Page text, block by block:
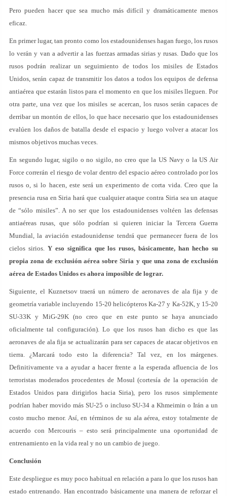
Pero pueden hacer que sea mucho más difícil y dramáticamente menos
eficaz.
En primer lugar, tan pronto como los estadounidenses hagan fuego, los rusos
lo verán y van a advertir a las fuerzas armadas sirias y rusas. Dado que los
rusos podrán realizar un seguimiento de todos los misiles de Estados
Unidos, serán capaz de transmitir los datos a todos los equipos de defensa
antiaérea que estarán listos para el momento en que los misiles lleguen. Por
otra parte, una vez que los misiles se acercan, los rusos serán capaces de
derribar un montón de ellos, lo que hace necesario que los estadounidenses
evalúen los daños de batalla desde el espacio y luego volver a atacar los
mismos objetivos muchas veces.
En segundo lugar, sigilo o no sigilo, no creo que la US Navy o la US Air
Force correrán el riesgo de volar dentro del espacio aéreo controlado por los
rusos o, si lo hacen, este será un experimento de corta vida. Creo que la
presencia rusa en Siria hará que cualquier ataque contra Siria sea un ataque
de “sólo misiles”. A no ser que los estadounidenses voltéen las defensas
antiaéreas rusas, que sólo podrían si quieren iniciar la Tercera Guerra
Mundial, la aviación estadounidense tendrá que permanecer fuera de los
cielos sirios. Y eso significa que los rusos, básicamente, han hecho su
propia zona de exclusión aérea sobre Siria y que una zona de exclusión
aérea de Estados Unidos es ahora imposible de lograr.
Siguiente, el Kuznetsov traerá un número de aeronaves de ala fija y de
geometría variable incluyendo 15-20 helicópteros Ka-27 y Ka-52K, y 15-20
SU-33K y MiG-29K (no creo que en este punto se haya anunciado
oficialmente tal configuración). Lo que los rusos han dicho es que las
aeronaves de ala fija se actualizarán para ser capaces de atacar objetivos en
tierra. ¿Marcará todo esto la diferencia? Tal vez, en los márgenes.
Definitivamente va a ayudar a hacer frente a la esperada afluencia de los
terroristas moderados procedentes de Mosul (cortesía de la operación de
Estados Unidos para dirigirlos hacia Siria), pero los rusos simplemente
podrían haber movido más SU-25 o incluso SU-34 a Khmeimin o Irán a un
costo mucho menor. Así, en términos de su ala aérea, estoy totalmente de
acuerdo con Mercouris – esto será principalmente una oportunidad de
entrenamiento en la vida real y no un cambio de juego.
Conclusión
Este despliegue es muy poco habitual en relación a para lo que los rusos han
estado entrenando. Han encontrado básicamente una manera de reforzar el